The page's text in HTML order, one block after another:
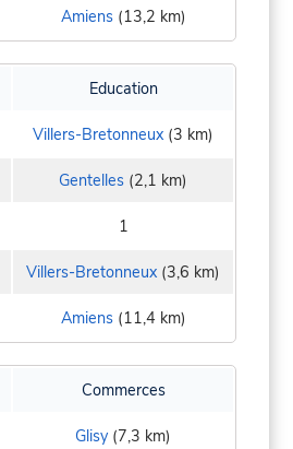
Amiens(13,2 km)
Education
Villers-Bretonneux (3 km)
Gentelles (2,1 km)
1
Villers-Bretonneux (3,6 km)
Amiens(11,4 km)
Commerces
Glisy (7,3 km)